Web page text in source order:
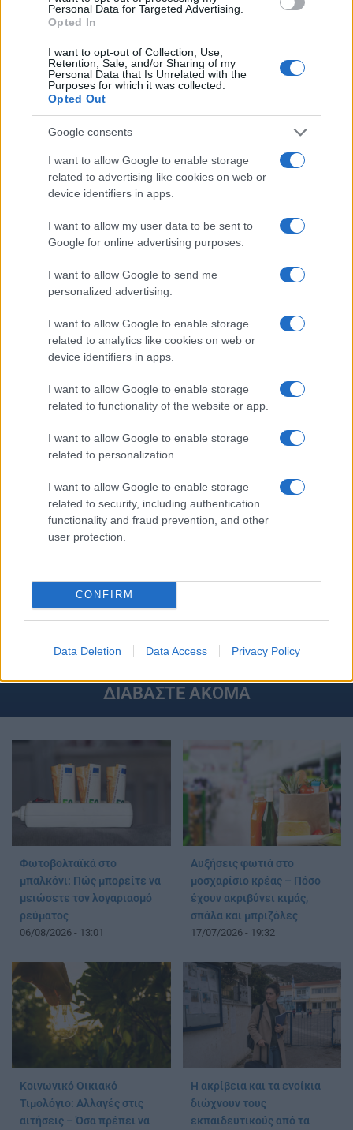
Personal Data for Targeted Advertising.
Opted In
I want to opt-out of Collection, Use,
Retention, Sale, and/or Sharing of my
Personal Data that Is Unrelated with the
Purposes for which it was collected.
Opted Out
Google consents
I want to allow Google to enable storage
related to advertising like cookies on web or
device identifiers in apps.
I want to allow my user data to be sent to
Google for online advertising purposes.
I want to allow Google to send me
personalized advertising.
I want to allow Google to enable storage
related to analytics like cookies on web or
device identifiers in apps.
I want to allow Google to enable storage
related to functionality of the website or app.
I want to allow Google to enable storage
related to personalization.
I want to allow Google to enable storage
related to security, including authentication
functionality and fraud prevention, and other
user protection.
CONFIRM
Data Deletion Data Access Privacy Policy
Ακολουθείστε το iPaideia.gr στο Google News
TελευταίεςΕιδήσειςγια την Παιδεία και την εργασία
στοiPaideia.gr
Στην Κατηγορία:ΕΙΔΗΣΕΙΣ
ΑΚΡΙΒΕΙΑ
ΕΙΔΗΣΕΙΣ
ΕΝΕΡΓΕΙΑ
ΗΛΕΚΤΡΙΚΟ ΡΕΥΜΑ
ΣΤΕΛΙΟΣ ΠΕΤΣΑΣ
ΦΥΣΙΚΟ ΑΕΡΙΟ
ΔΙΑΒΑΣΤΕ ΑΚΟΜΑ
Φωτοβολταϊκά στο
μπαλκόνι: Πώς μπορείτε να
μειώσετε τον λογαριασμό
ρεύματος
06/08/2026 - 13:01
Αυξήσεις φωτιά στο
μοσχαρίσιο κρέας – Πόσο
έχουν ακριβύνει κιμάς,
σπάλα και μπριζόλες
17/07/2026 - 19:32
Κοινωνικό Οικιακό
Τιμολόγιο: Αλλαγές στις
αιτήσεις – Όσα πρέπει να
Η ακρίβεια και τα ενοίκια
διώχνουν τους
εκπαιδευτικούς από τα